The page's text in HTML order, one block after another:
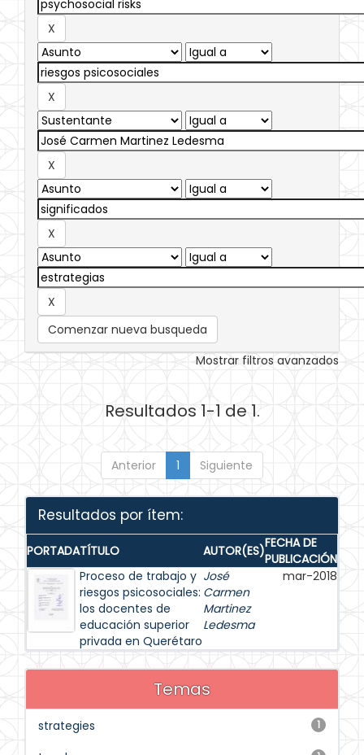
Comenzar nueva busqueda
Mostrar filtros avanzados
Resultados 1-1 de 1.
Anterior 1 Siguiente
Resultados por ítem:
PORTADATÍTULO AUTOR(ES)FECHA DE
PUBLICACIÓN
Proceso de trabajo y
riesgos psicosociales:
los docentes de
educación superior
privada en Querétaro
José
Carmen
Martinez
Ledesma
mar-2018
Temas
1
strategies